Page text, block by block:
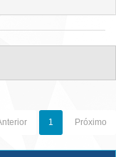
1 Próximo